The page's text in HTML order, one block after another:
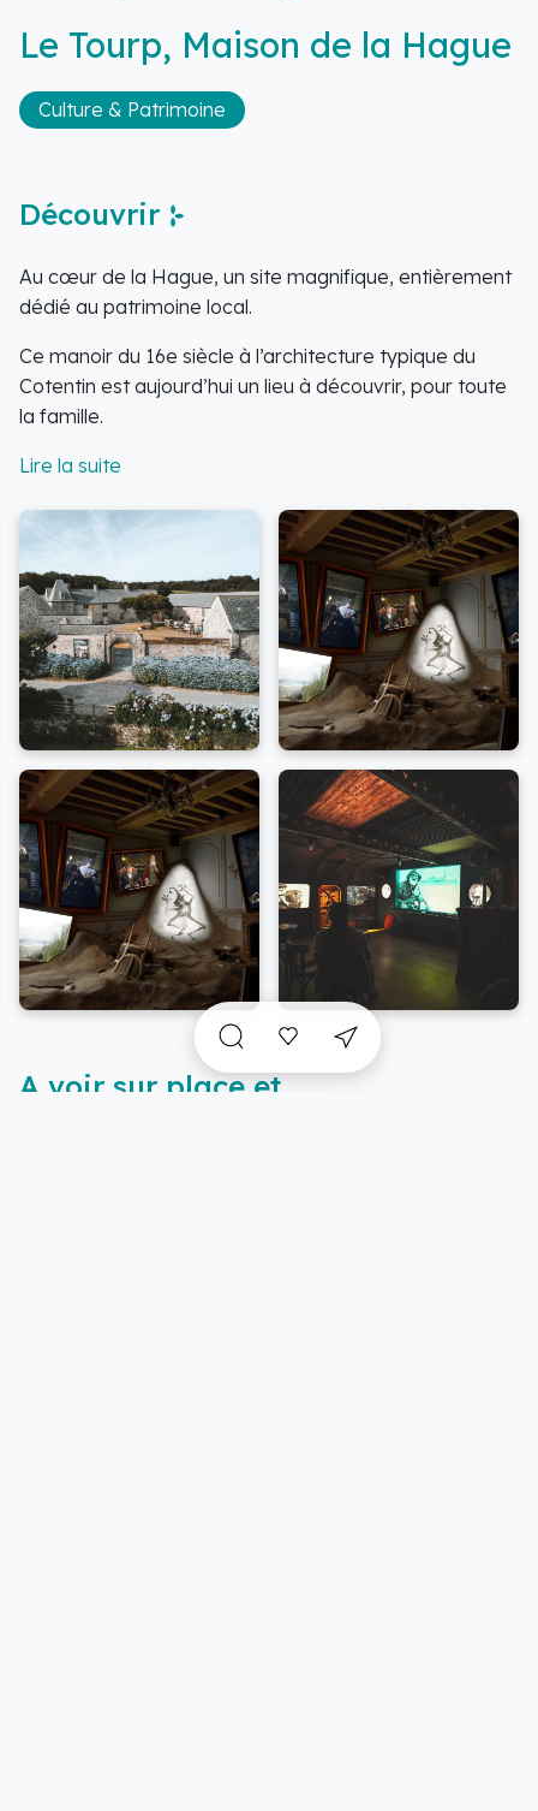
Le Tourp, Maison de la Hague
Culture & Patrimoine
Découvrir
Au cœur de la Hague, un site magnifique, entièrement
dédié au patrimoine local.
Ce manoir du 16e siècle à l’architecture typique du
Cotentin est aujourd’hui un lieu à découvrir, pour toute
la famille.
Vivez une expérience unique avec "Un trésor au bout
découvrir l’histoire de la Hague et de ses habitants, en
cinq décors animés (durée : 1h).
Sur place également : des expositions temporaires en
accès libre dans le bâtiment ou en pleine nature, des
ateliers pour tous (travail du cuir, vannerie, poterie…),
une médiathèque spécialisée, une boutique, un hôtel-
restaurant, des promenades et randonnées...
A voir sur place et